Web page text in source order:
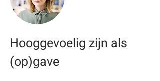
Hooggevoelig zijn als
(op)gave